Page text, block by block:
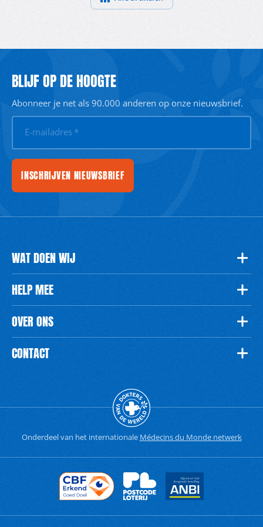
BLIJF OP DE HOOGTE
Abonneer je net als 90.000 anderen op onze nieuwsbrief.
E-mailadres *
INSCHRIJVEN NIEUWSBRIEF
WAT DOEN WIJ
HELP MEE
OVER ONS
CONTACT
Onderdeel van het internationale Médecins du Monde netwerk